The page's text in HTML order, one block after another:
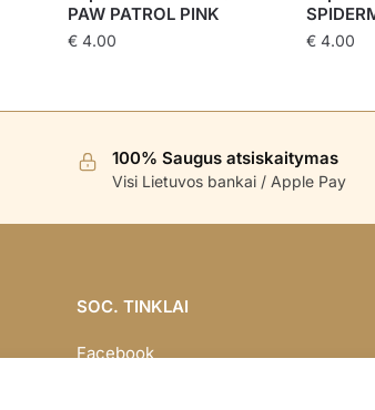
PAW PATROL PINK
€ 4.00 €4.00
100% Saugus atsiskaitymas
Visi Lietuvos bankai / Apple Pay
SOC. TINKLAI
Facebook